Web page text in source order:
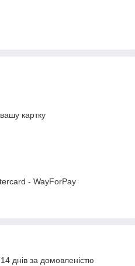
картку
- WayForPay
днів за домовленістю